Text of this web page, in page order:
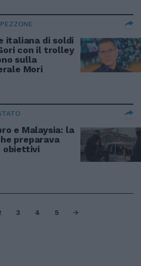
italiana di soldi
con il trolley
sulla
Mori
e Malaysia: la
preparava
obiettivi
3 4 5